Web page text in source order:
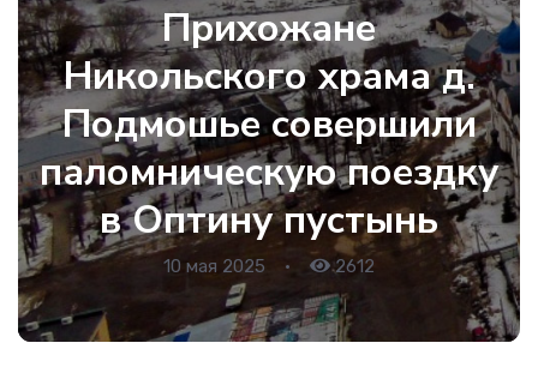
Прихожане
Никольского храма д.
Подмошье совершили
паломническую поездку
в Оптину пустынь
10 мая 2025 • 2612